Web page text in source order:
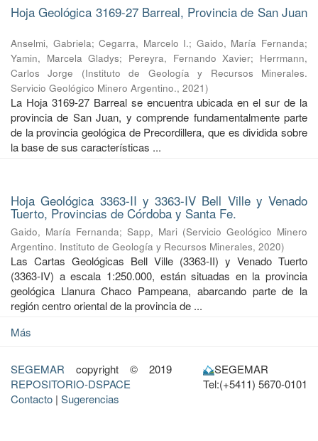
Hoja Geológica 3169-27 Barreal, Provincia de San Juan
Anselmi, Gabriela;Cegarra, Marcelo I.; Gaido, María Fernanda;
Yamin, Marcela Gladys; Pereyra, Fernando Xavier; Herrmann,
Carlos Jorge
(Instituto de Geología y Recursos Minerales.
Servicio Geológico Minero Argentino., 2021)
La Hoja 3169-27 Barreal se encuentra ubicada en el sur de la
provincia de San Juan, y comprende fundamentalmente parte
de la provincia geológica de Precordillera, que es dividida sobre
la base de sus características ...
Hoja Geológica 3363-II y 3363-IV Bell Ville y Venado
Tuerto, Provincias de Córdoba y Santa Fe.
Gaido, María Fernanda; Sapp, Mari (Servicio Geológico Minero
Argentino. Instituto de Geología y Recursos Minerales, 2020)
Las Cartas Geológicas Bell Ville (3363-II) y Venado Tuerto
(3363-IV) a escala 1:250.000, están situadas en la provincia
geológica Llanura Chaco Pampeana, abarcando parte de la
región centro oriental de la provincia de ...
Más
SEGEMAR copyright © 2019
REPOSITORIO-DSPACE
Contacto | Sugerencias
SEGEMAR
Tel:(+5411) 5670-0101